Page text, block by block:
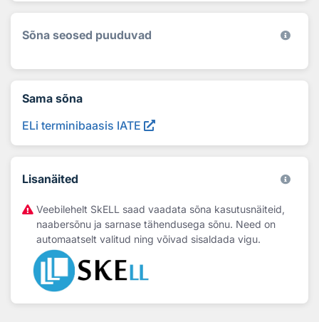
Sõna seosed puuduvad
Sama sõna
ELi terminibaasis IATE
Lisanäited
Veebilehelt SkELL saad vaadata sõna kasutusnäiteid,
naabersõnu ja sarnase tähendusega sõnu. Need on
automaatselt valitud ning võivad sisaldada vigu.